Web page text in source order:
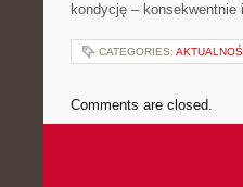
kondycję –
CATEGORIES:
Comments are closed.